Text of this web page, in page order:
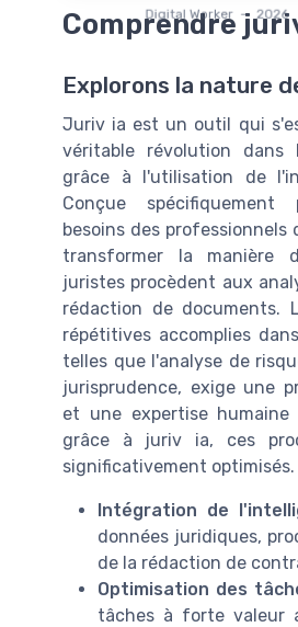
Digital Worker — 2026
Comprendre
Explorons la nature
Juriv ia est un outil qui
véritable révolution dans
grâce à l'utilisation de
Conçue
besoins des
transformer la manière
juristes procèdent aux
rédaction de documents.
répétitives accomplies
telles que l'analyse de
jurisprudence, exige une
et une expertise humaine
grâce à juriv ia, ces
significativement optimisés.
Intégration de
données juridiques,
de la rédaction de
Optimisation des
tâches à forte valeur